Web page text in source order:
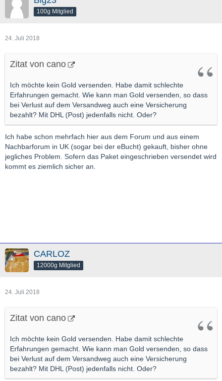
100g Mitglied
24. Juli 2018
Zitat von cano
Ich möchte kein Gold versenden. Habe damit schlechte
Erfahrungen gemacht. Wie kann man Gold versenden, so dass
bei Verlust auf dem Versandweg auch eine Versicherung
bezahlt? Mit DHL (Post) jedenfalls nicht. Oder?
Ich habe schon mehrfach hier aus dem Forum und aus einem
Nachbarforum in UK (sogar bei der eBucht) gekauft, bisher ohne
jegliches Problem. Sofern das Paket eingeschrieben versendet wird
kommt es ziemlich sicher an.
CARLOZ
12000g Mitglied
24. Juli 2018
Zitat von cano
Ich möchte kein Gold versenden. Habe damit schlechte
Erfahrungen gemacht. Wie kann man Gold versenden, so dass
bei Verlust auf dem Versandweg auch eine Versicherung
bezahlt? Mit DHL (Post) jedenfalls nicht. Oder?